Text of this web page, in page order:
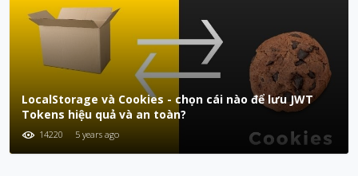
LocalStorage và Cookies - chọn cái nào để lưu JWT
Tokens hiệu quả và an toàn?
14220 5 years ago